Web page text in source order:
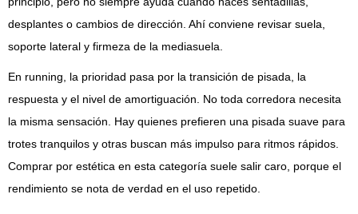
desplantes o cambios de dirección. Ahí conviene revisar suela,
soporte lateral y firmeza de la mediasuela.
En running, la prioridad pasa por la transición de pisada, la
respuesta y el nivel de amortiguación. No toda corredora necesita
la misma sensación. Hay quienes prefieren una pisada suave para
trotes tranquilos y otras buscan más impulso para ritmos rápidos.
Comprar por estética en esta categoría suele salir caro, porque el
rendimiento se nota de verdad en el uso repetido.